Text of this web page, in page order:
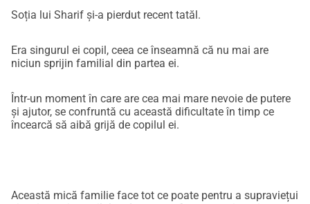
Soția lui Sharif și-a pierdut recent tatăl.
Era singurul ei copil, ceea ce înseamnă că nu mai are
niciun sprijin familial din partea ei.
Într-un moment în care are cea mai mare nevoie de putere
și ajutor, se confruntă cu această dificultate în timp ce
încearcă să aibă grijă de copilul ei.
Această mică familie face tot ce poate pentru a supraviețui